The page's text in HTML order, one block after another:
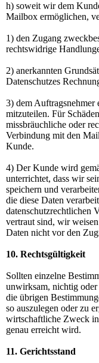
h) soweit wir dem
Mailbox ermöglichen,
1) den Zugang
rechtswidrige
2) anerkannten
Datenschutzes
3) dem Auftragsnehmer
mitzuteilen. Für
missbräuchliche oder
Verbindung mit den
Kunde.
4) Der Kunde wird
unterrichtet, dass wir
speichern und
die diese Daten
datenschutzrechtlichen
vertraut sind, wir
Daten nicht vor den
10. Rechtsgültigkeit
Sollten einzelne
unwirksam, nichtig oder
die übrigen
so auszulegen oder zu
wirtschaftliche Zweck
genau erreicht wird.
11. Gerichtsstand